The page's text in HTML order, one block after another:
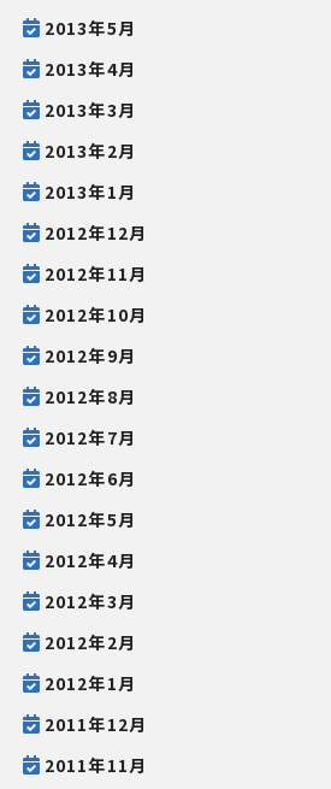
2013年5月
2013年4月
2013年3月
2013年2月
2013年1月
2012年12月
2012年11月
2012年10月
2012年9月
2012年8月
2012年7月
2012年6月
2012年5月
2012年4月
2012年3月
2012年2月
2012年1月
2011年12月
2011年11月